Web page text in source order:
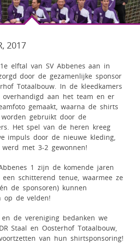
2017
elftal van SV Abbenes aan in
door de gezamenlijke sponsor
Totaalbouw. In de kleedkamers
aan het team en er
gemaakt, waarna de shirts
gebruikt door de
Het spel van de heren kreeg
impuls door de nieuwe kleding,
met 3-2 gewonnen!
1 zijn de komende jaren
schitterend tenue, waarmee ze
de sponsoren) kunnen
op de velden!
de vereniging bedanken we
Staal en Oosterhof Totaalbouw,
van hun shirtsponsoring!